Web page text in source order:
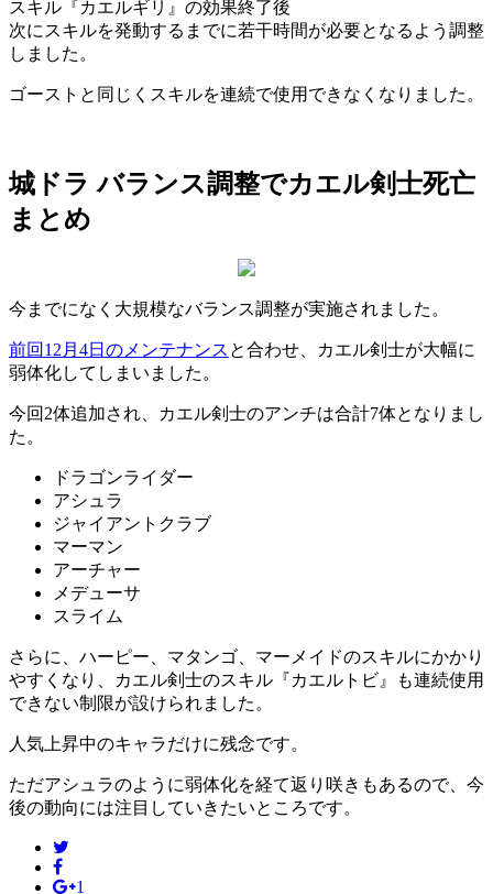
スキル『カエルギリ』の効果終了後
次にスキルを発動するまでに若干時間が必要となるよう調整
しました。
ゴーストと同じくスキルを連続で使用できなくなりました。
城ドラ バランス調整でカエル剣士死亡
まとめ
今までになく大規模なバランス調整が実施されました。
前回12月4日のメンテナンス と合わせ、カエル剣士が大幅に
弱体化してしまいました。
今回2体追加され、カエル剣士のアンチは合計7体となりまし
た。
ドラゴンライダー
アシュラ
ジャイアントクラブ
マーマン
アーチャー
メデューサ
スライム
さらに、ハーピー、マタンゴ、マーメイドのスキルにかかり
やすくなり、カエル剣士のスキル『カエルトビ』も連続使用
できない制限が設けられました。
人気上昇中のキャラだけに残念です。
ただアシュラのように弱体化を経て返り咲きもあるので、今
後の動向には注目していきたいところです。
1